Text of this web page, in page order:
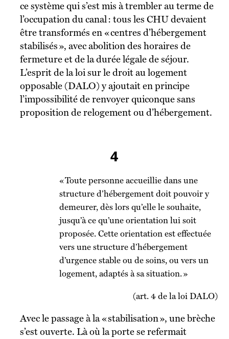
ce système qui s’est mis à trembler au terme de
l’occupation du canal : tous les CHU devaient
être transformés en « centres d’hébergement
stabilisés », avec abolition des horaires de
fermeture et de la durée légale de séjour.
L’esprit de la loi sur le droit au logement
opposable (DALO) y ajoutait en principe
l’impossibilité de renvoyer quiconque sans
proposition de relogement ou d’hébergement.
4
« Toute personne accueillie dans une
structure d’hébergement doit pouvoir y
demeurer, dès lors qu’elle le souhaite,
jusqu’à ce qu’une orientation lui soit
proposée. Cette orientation est effectuée
vers une structure d’hébergement
d’urgence stable ou de soins, ou vers un
logement, adaptés à sa situation. »
(art. 4 de la loi DALO)
Avec le passage à la « stabilisation », une brèche
s’est ouverte. Là où la porte se refermait